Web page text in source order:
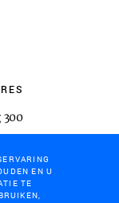
300
EN U
TE